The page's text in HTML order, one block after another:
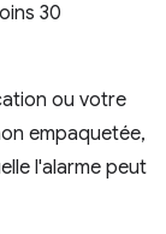
30
ou votre
empaquetée,
l'alarme peut